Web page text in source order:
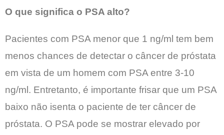
O que significa o PSA alto?
Pacientes com PSA menor que 1 ng/ml tem bem
menos chances de detectar o câncer de próstata
em vista de um homem com PSA entre 3-10
ng/ml. Entretanto, é importante frisar que um PSA
baixo não isenta o paciente de ter câncer de
próstata. O PSA pode se mostrar elevado por